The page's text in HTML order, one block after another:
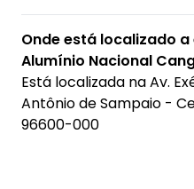
Onde está localizado
Alumínio Nacional
Está localizada naAv.
Antônio de Sampaio -
96600-000